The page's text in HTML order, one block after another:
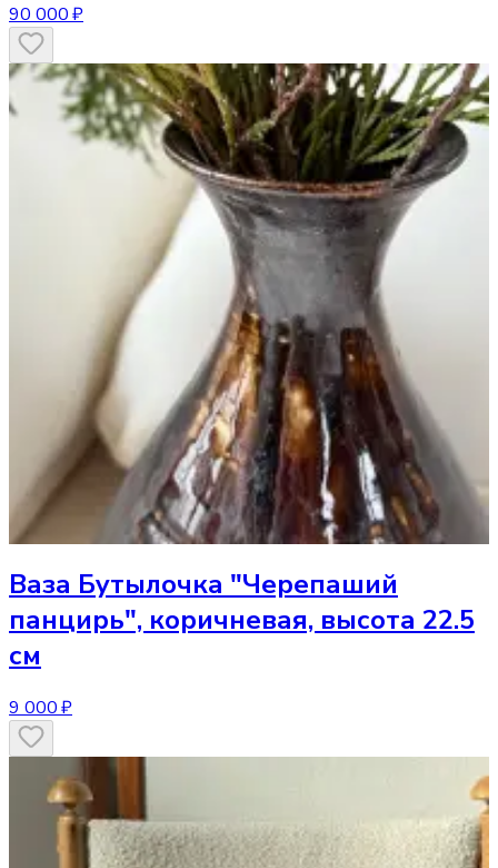
90 000 ₽
Ваза Бутылочка "Черепаший
панцирь", коричневая, высота 22.5
см
9 000 ₽